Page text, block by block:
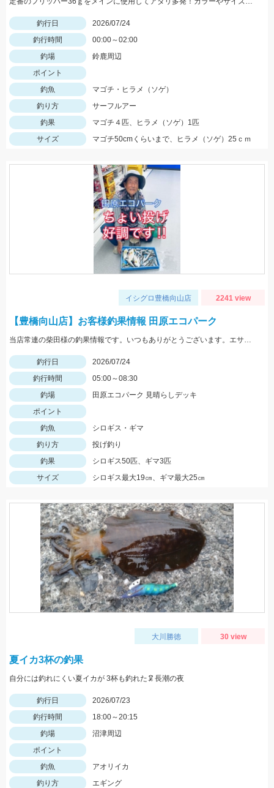
釣行日
2026/07/24
釣行時間
00:00～02:00
釣場
鈴鹿周辺
ポイント
釣魚
マゴチ・ヒラメ（ソゲ）
釣り方
サーフルアー
釣果
マゴチ４匹、ヒラメ（ソゲ）1匹
サイズ
マゴチ50cmくらいまで、ヒラメ（ソゲ）25ｃｍ
イシグロ豊橋向山店 2241 view
【豊橋向山店】お客様釣果情報 田原エコパーク
当店常連の柴田様の釣果情報です。いつもありがとうございます。エサはゴールドイソメ。ちょい投げで釣れたそうです♪熱中症対策をしっかりしてみなさん狙ってみて下さい。
釣行日
2026/07/24
釣行時間
05:00～08:30
釣場
田原エコパーク 見晴らしデッキ
ポイント
釣魚
シロギス・ギマ
釣り方
投げ釣り
釣果
シロギス50匹、ギマ3匹
サイズ
シロギス最大19㎝、ギマ最大25㎝
大川勝徳 30 view
夏イカ3杯の釣果
自分には釣れにくい夏イカが 3杯も釣れた🦑長潮の夜
釣行日
2026/07/23
釣行時間
18:00～20:15
釣場
沼津周辺
ポイント
釣魚
アオリイカ
釣り方
エギング